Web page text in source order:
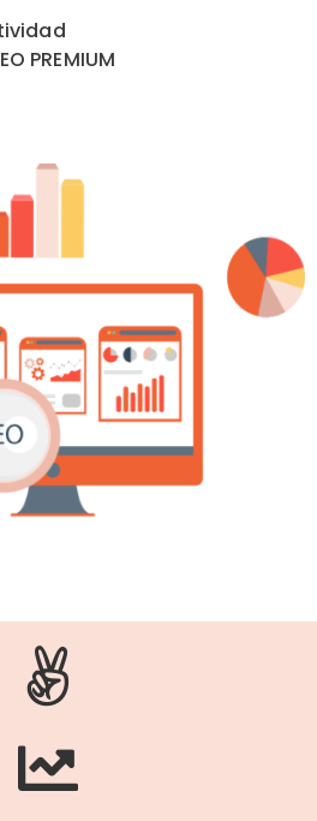
PREMIUM